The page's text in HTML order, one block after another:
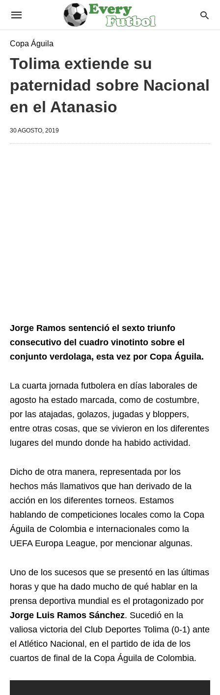
Copa Águila
Tolima extiende su
paternidad sobre Nacional
en el Atanasio
30 AGOSTO, 2019
Jorge Ramos sentenció el sexto triunfo
consecutivo del cuadro vinotinto sobre el
conjunto verdolaga, esta vez por Copa Águila.
La cuarta jornada futbolera en días laborales de
agosto ha estado marcada, como de costumbre,
por las atajadas, golazos, jugadas y bloppers,
entre otras cosas, que se vivieron en los diferentes
lugares del mundo donde ha habido actividad.
Dicho de otra manera, representada por los
hechos más llamativos que han derivado de la
acción en los diferentes torneos. Estamos
hablando de competiciones locales como la Copa
Águila de Colombia e internacionales como la
UEFA Europa League, por mencionar algunas.
Uno de los sucesos que se presentó en las últimas
horas y que ha dado mucho de qué hablar en la
prensa deportiva mundial es el protagonizado por
Jorge Luis Ramos Sánchez. Sucedió en la
valiosa victoria del Club Deportes Tolima (0-1) ante
el Atlético Nacional, en el partido de ida de los
cuartos de final de la Copa Águila de Colombia.